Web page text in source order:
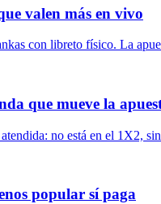
valen más en vivo
con libreto físico. La
que mueve la
no está en el 1X2,
popular sí paga